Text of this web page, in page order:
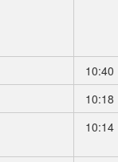
10:40
10:18
10:14